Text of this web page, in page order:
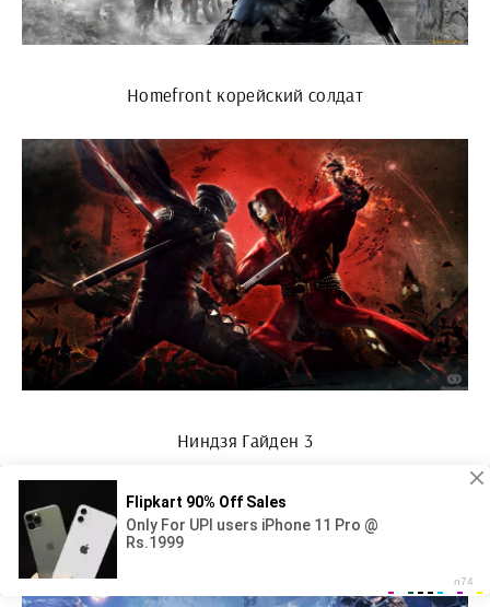
Homefront корейский солдат
Ниндзя Гайден 3